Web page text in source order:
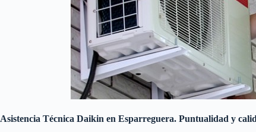
Asistencia Técnica Daikin en Esparreguera. Puntualidad y